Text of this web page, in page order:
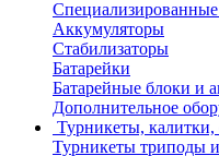
Аккумуляторы
Стабилизаторы
Батарейки
Батарейные блоки и
Дополнительное
Турникеты, калитки,
Турникеты триподы